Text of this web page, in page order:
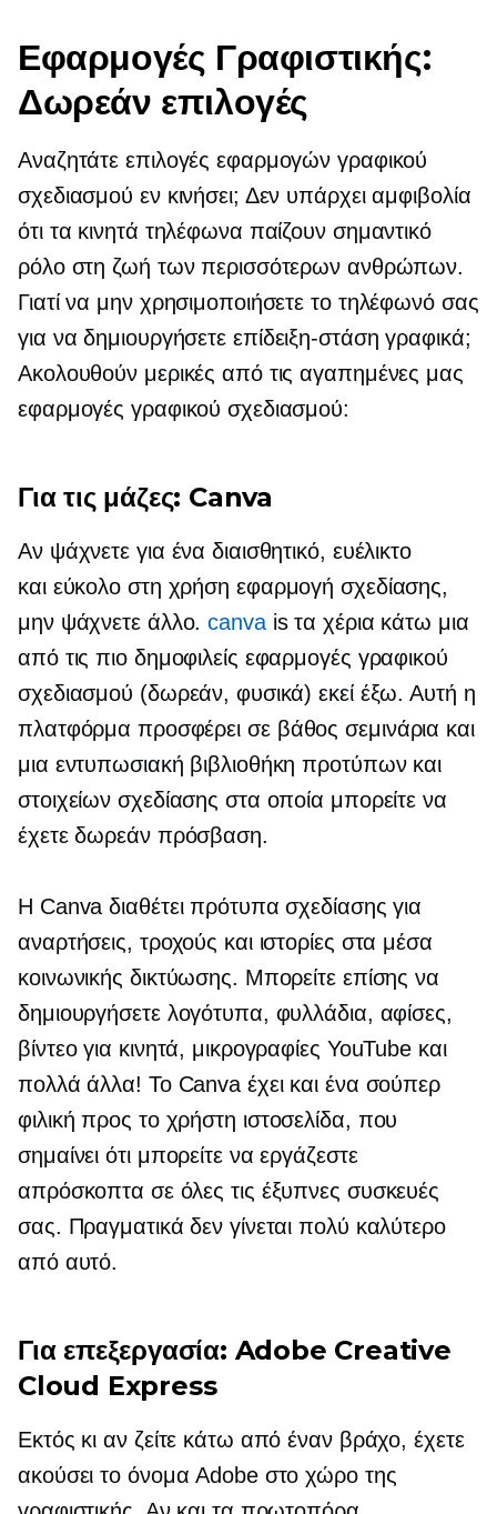
Εφαρμογές Γραφιστικής:
Δωρεάν επιλογές
Αναζητάτε επιλογές εφαρμογών γραφικού
σχεδιασμού εν κινήσει; Δεν υπάρχει αμφιβολία
ότι τα κινητά τηλέφωνα παίζουν σημαντικό
ρόλο στη ζωή των περισσότερων ανθρώπων.
Γιατί να μην χρησιμοποιήσετε το τηλέφωνό σας
για να δημιουργήσετε επίδειξη-στάση γραφικά;
Ακολουθούν μερικές από τις αγαπημένες μας
εφαρμογές γραφικού σχεδιασμού:
Για τις μάζες: Canva
Αν ψάχνετε για ένα διαισθητικό, ευέλικτο
και εύκολο στη χρήση εφαρμογή σχεδίασης,
μην ψάχνετε άλλο.canvaisτα χέρια κάτω μια
από τις πιο δημοφιλείς εφαρμογές γραφικού
σχεδιασμού (δωρεάν, φυσικά) εκεί έξω. Αυτή η
πλατφόρμα προσφέρει σε βάθος σεμινάρια και
μια εντυπωσιακή βιβλιοθήκη προτύπων και
στοιχείων σχεδίασης στα οποία μπορείτε να
έχετε δωρεάν πρόσβαση.
Η Canva διαθέτει πρότυπα σχεδίασης για
αναρτήσεις, τροχούς και ιστορίες στα μέσα
κοινωνικής δικτύωσης. Μπορείτε επίσης να
δημιουργήσετε λογότυπα, φυλλάδια, αφίσες,
βίντεο για κινητά, μικρογραφίες YouTube και
πολλά άλλα! Το Canva έχει και ένα σούπερ
φιλική προς το χρήστη ιστοσελίδα, που
σημαίνει ότι μπορείτε να εργάζεστε
απρόσκοπτα σε όλες τις έξυπνες συσκευές
σας. Πραγματικά δεν γίνεται πολύ καλύτερο
από αυτό.
Για επεξεργασία: Adobe Creative
Cloud Express
Εκτός κι αν ζείτε κάτω από έναν βράχο, έχετε
ακούσει το όνομα Adobe στο χώρο της